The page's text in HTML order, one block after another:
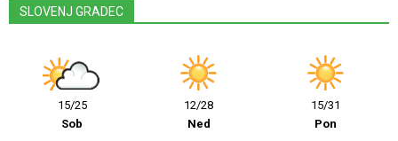
SLOVENJ GRADEC
15/25
Sob
12/28
Ned
15/31
Pon